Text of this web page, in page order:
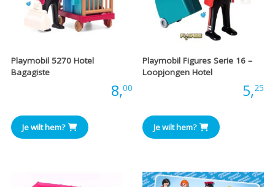
Playmobil 5270 Hotel
Bagagiste
8,00
Je wilt hem?
Playmobil Figures Serie 16 –
Loopjongen Hotel
5,25
Je wilt hem?